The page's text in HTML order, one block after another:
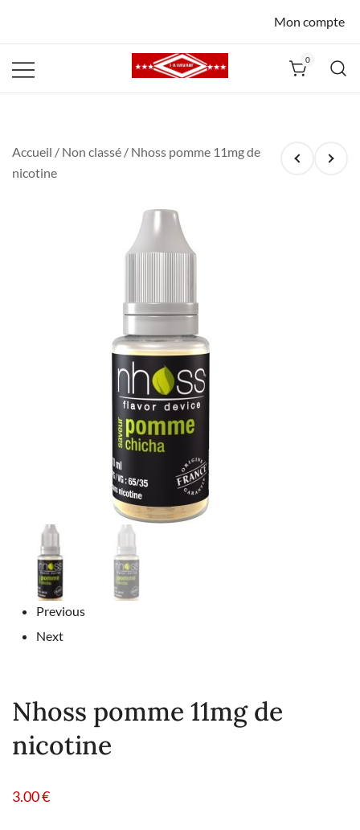
Mon compte
0
Accueil / Non classé / Nhoss pomme 11mg de
nicotine
Previous
Next
Nhoss pomme 11mg de
nicotine
3.00€